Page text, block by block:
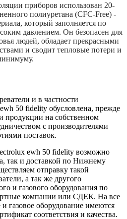
приборов использован 20-
полиуретана (CFC-Free) -
который заполняется по
давлением. Он безопасен для
людей, обладает прекрасными
и сводит тепловые потери и
и в частности
50 fidelity обусловлена, прежде
продукции на собственном
с производителями
поставок.
ewh 50 fidelity возможно
так и доставкой по Нижнему
отправку такой
а так же другого
и газового оборудования по
компании или СДЕК. На все
газовое оборудование имеются
соответствия и качества.